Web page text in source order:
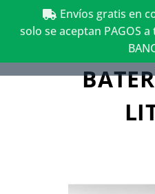
Envíos gratis en
solo se aceptan PAGOS a